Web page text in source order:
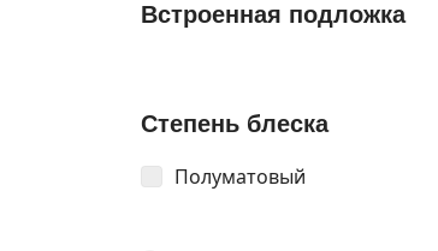
Встроенная подложка
Степень блеска
Полуматовый